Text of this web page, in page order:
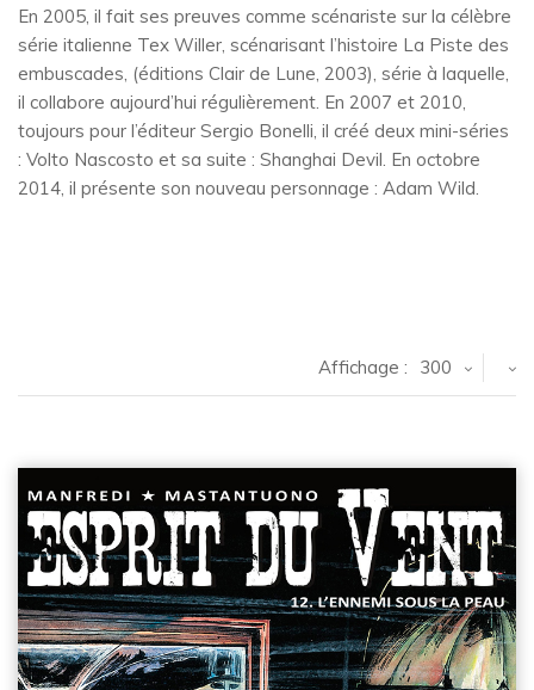
En 2005, il fait ses preuves comme scénariste sur la célèbre
série italienne Tex Willer, scénarisant l’histoire La Piste des
embuscades, (éditions Clair de Lune, 2003), série à laquelle,
il collabore aujourd’hui régulièrement. En 2007 et 2010,
toujours pour l’éditeur Sergio Bonelli, il créé deux mini-séries
: Volto Nascosto et sa suite : Shanghai Devil. En octobre
2014, il présente son nouveau personnage : Adam Wild.
Affichage : 300